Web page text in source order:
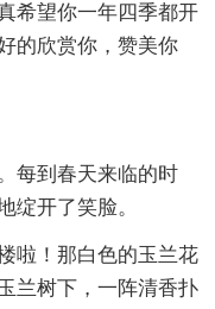
希望你一年四季都开
的欣赏你，赞美你
每到春天来临的时
绽开了笑脸。
啦！那白色的玉兰花
兰树下，一阵清香扑